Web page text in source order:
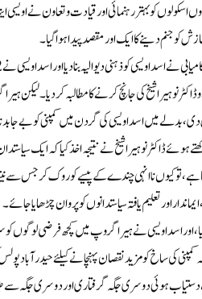
اسکولوں کو بہتر رہنمائی اور قیادت و تعاون نے اویسی
کو جنم دینے کا ایک اور مقصد پیدا ہوا گیا۔
نوہیرا شیخ کی جانچ کرنے کا مطالبہ کر دیا۔ لیکن
بدلے میں اسد اویسی کی گردن میں کمپنی کو بے
ہوئے ڈاکٹر نوہیرا شیخ نے نتیجہ اخذ کیا کہ ایک
کیوں نا انہی چندے کے پیسے کو روک کر جس سے
اور تعلیم یافتہ سیاستدانوں کو پروان چڑھایا جائے۔
اور اسد اویسی نے ہیرا گروپ میں کچھ فرضی لوگوں کو
کی ساخ کو مزید نقصان پہنچانے کیلئے حیدر آباد پولس
ہوئی دوسری جگہ گرفتاری اور دوسری جگہ سے